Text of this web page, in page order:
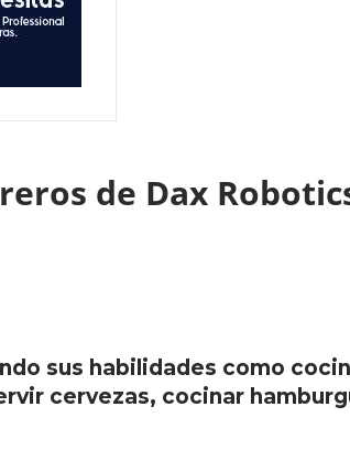
de Dax
sus habilidades como
cervezas, cocinar